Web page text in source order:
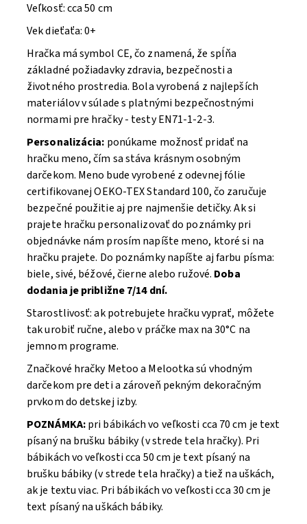
Veľkosť: cca 50 cm
Vek dieťaťa: 0+
Hračka má symbol CE, čo znamená, že spĺňa
základné požiadavky zdravia, bezpečnosti a
životného prostredia. Bola vyrobená z najlepších
materiálov v súlade s platnými bezpečnostnými
normami pre hračky - testy EN71-1-2-3.
Personalizácia: ponúkame možnosť pridať na
hračku meno, čím sa stáva krásnym osobným
darčekom. Meno bude vyrobené z odevnej fólie
certifikovanej OEKO-TEX Standard 100, čo zaručuje
bezpečné použitie aj pre najmenšie detičky. Ak si
prajete hračku personalizovať do poznámky pri
objednávke nám prosím napíšte meno, ktoré si na
hračku prajete. Do poznámky napíšte aj farbu písma:
biele, sivé, béžové, čierne alebo ružové. Doba
dodania je približne 7/14 dní.
Starostlivosť: ak potrebujete hračku vyprať, môžete
tak urobiť ručne, alebo v práčke max na 30°C na
jemnom programe.
Značkové hračky Metoo a Melootka sú vhodným
darčekom pre deti a zároveň pekným dekoračným
prvkom do detskej izby.
POZNÁMKA:pri bábikách vo veľkosti cca 70 cm je text
písaný na brušku bábiky (v strede tela hračky). Pri
bábikách vo veľkosti cca 50 cm je text písaný na
brušku bábiky (v strede tela hračky) a tiež na uškách,
ak je textu viac. Pri bábikách vo veľkosti cca 30 cm je
text písaný na uškách bábiky.